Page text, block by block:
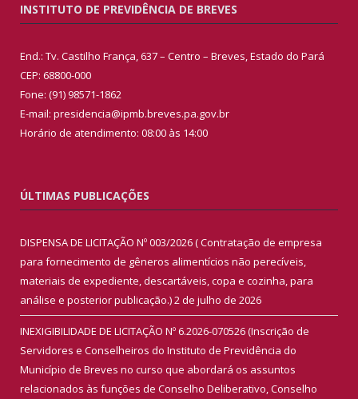
INSTITUTO DE PREVIDÊNCIA DE BREVES
End.: Tv. Castilho França, 637 – Centro – Breves, Estado do Pará
CEP: 68800-000
Fone: (91) 98571-1862
E-mail: presidencia@ipmb.breves.pa.gov.br
Horário de atendimento: 08:00 às 14:00
ÚLTIMAS PUBLICAÇÕES
DISPENSA DE LICITAÇÃO Nº 003/2026 ( Contratação de empresa
para fornecimento de gêneros alimentícios não perecíveis,
materiais de expediente, descartáveis, copa e cozinha, para
análise e posterior publicação.)2 de julho de 2026
INEXIGIBILIDADE DE LICITAÇÃO Nº 6.2026-070526 (Inscrição de
Servidores e Conselheiros do Instituto de Previdência do
Município de Breves no curso que abordará os assuntos
relacionados às funções de Conselho Deliberativo, Conselho